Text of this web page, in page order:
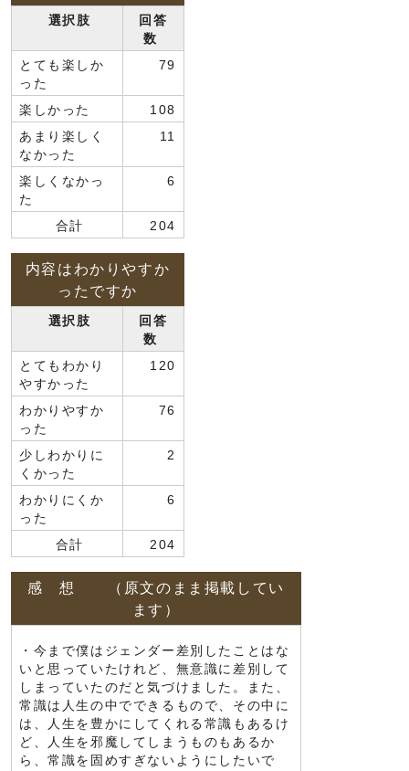
選択肢
回答
数
とても楽しか
った
79
楽しかった
108
あまり楽しく
なかった
11
楽しくなかっ
た
6
合計 204
内容はわかりやすか
ったですか
選択肢
回答
数
とてもわかり
やすかった
120
わかりやすか
った
76
少しわかりに
くかった
2
わかりにくか
った
6
合計 204
感 想 （原文のまま掲載してい
ます）
・今まで僕はジェンダー差別したことはな
いと思っていたけれど、無意識に差別して
しまっていたのだと気づけました。また、
常識は人生の中でできるもので、その中に
は、人生を豊かにしてくれる常識もあるけ
ど、人生を邪魔してしまうものもあるか
ら、常識を固めすぎないようにしたいで